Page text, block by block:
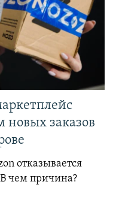
новых заказов
отказывается
чем причина?